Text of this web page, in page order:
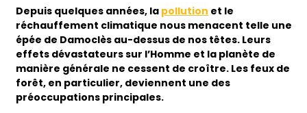
Depuis quelques années, la pollution et le
réchauffement climatique nous menacent telle une
épée de Damoclès au-dessus de nos têtes. Leurs
effets dévastateurs sur l’Homme et la planète de
manière générale ne cessent de croître. Les feux de
forêt, en particulier, deviennent une des
préoccupations principales.